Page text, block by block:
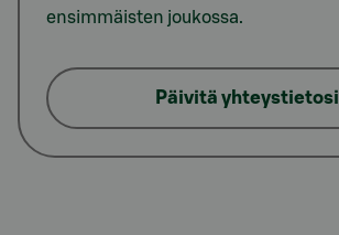
ensimmäisten joukossa.
Päivitä yhteystietosi